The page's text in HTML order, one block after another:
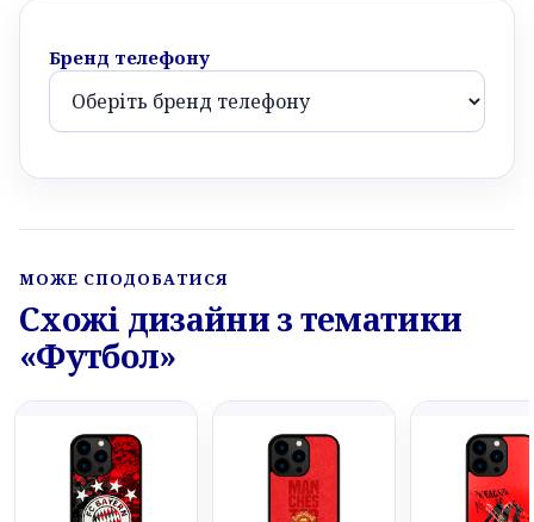
Бренд телефону
МОЖЕ СПОДОБАТИСЯ
Схожі дизайни з тематики
«Футбол»